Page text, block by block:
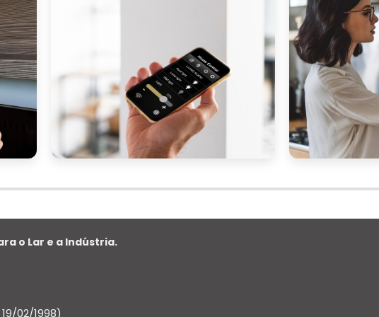
de monitoramento que ofereçam recursos avançados,
em tempo real e integração com dispositivos móveis. A
melhora a eficácia do monitoramento, mas também
e controle para o usuário.
também deve ser considerado. Procure empresas que ofereçam
treinamento para o uso dos sistemas e suporte técnico
problema seja resolvido rapidamente, minimizando
da segurança.
ajuste ao seu orçamento sem comprometer a qualidade.
financeiras no futuro.
estará bem equipado para escolher um serviço de
o Lar e a Indústria.
02/1998)